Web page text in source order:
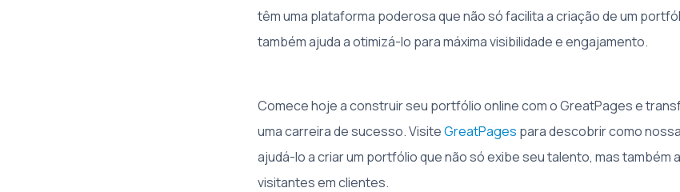
têm uma plataforma poderosa que não só facilita a criação de um
também ajuda a otimizá-lo para máxima visibilidade e engajamento.
Comece hoje a construir seu portfólio online com o GreatPages e
uma carreira de sucesso. VisiteGreatPages para descobrir como
ajudá-lo a criar um portfólio que não só exibe seu talento, mas também
visitantes em clientes.